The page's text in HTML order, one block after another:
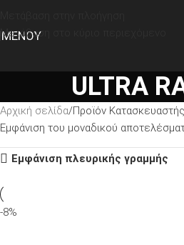
Μετάβαση στο κύριο περιεχόμενο
ΜΕΝΟΎ
ULTRA
Αρχική σελίδα Προϊόν Κατασκευαστής
Εμφάνιση του μοναδικού
Εμφάνιση πλευρικής γραμμής
-8%